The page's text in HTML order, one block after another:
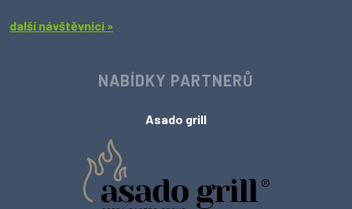
další návštěvníci »
NABÍDKY PARTNERŮ
Asado grill